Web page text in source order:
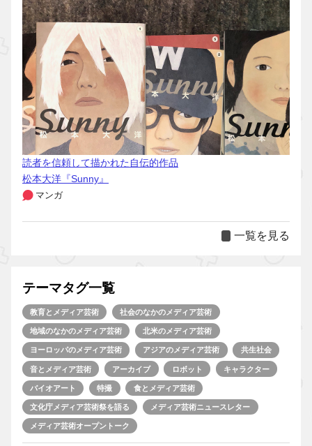
読者を信頼して描かれた自伝的作品
松本大洋『Sunny』
マンガ
一覧を見る
テーマタグ一覧
教育とメディア芸術 社会のなかのメディア芸術
地域のなかのメディア芸術 北米のメディア芸術
ヨーロッパのメディア芸術 アジアのメディア芸術 共生社会
音とメディア芸術 アーカイブ ロボット キャラクター
バイオアート 特撮 食とメディア芸術
文化庁メディア芸術祭を語る メディア芸術ニュースレター
メディア芸術オープントーク